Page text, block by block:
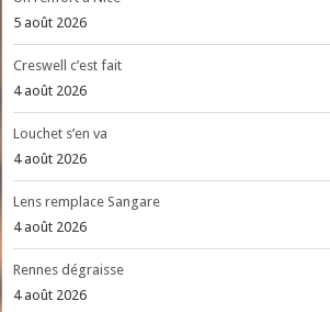
5 août 2026
Creswell c’est fait
4 août 2026
Louchet s’en va
4 août 2026
Lens remplace Sangare
4 août 2026
Rennes dégraisse
4 août 2026